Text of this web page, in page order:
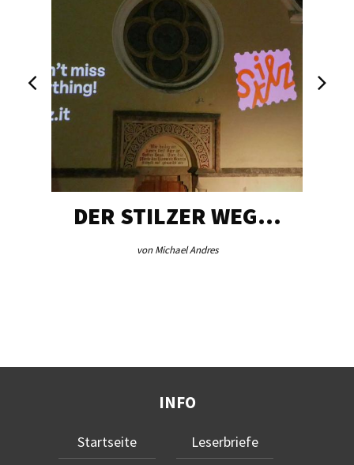
DER STILZER WEG…
von Michael Andres
INFO
Startseite
Leserbriefe